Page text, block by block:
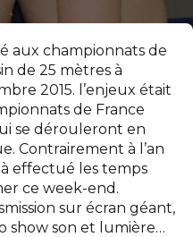
aux championnats de
de 25 mètres à
2015. l’enjeux était
de France
se dérouleront en
Contrairement à l’an
effectué les temps
ce week-end.
sur écran géant,
show son et lumière…